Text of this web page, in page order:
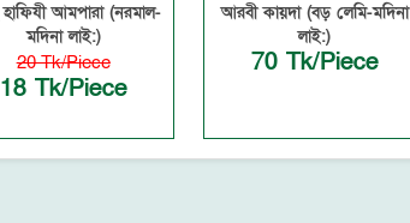
আমপারা (নরমাল-
মদিনা লাই:)
20 Tk/Piece
18 Tk/Piece
আরবী কায়দা (বড় লেমি-মদিনা
লাই:)
70 Tk/Piece